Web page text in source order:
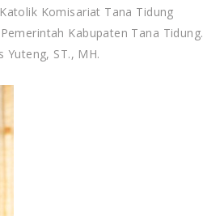
Komisariat Tana Tidung
Kabupaten Tana Tidung.
ST., MH.